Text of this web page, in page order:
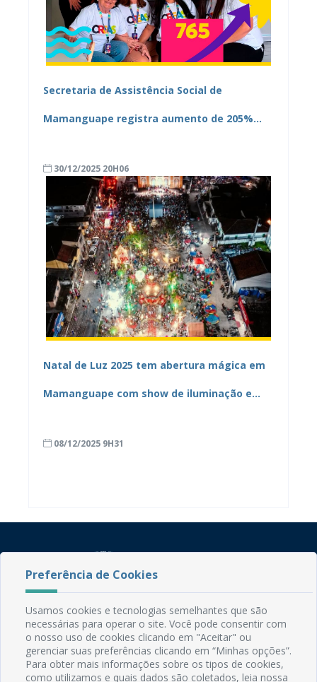
Secretaria de Assistência Social de
Mamanguape registra aumento de 205%
30/12/2025 20H06
Natal de Luz 2025 tem abertura mágica em
Mamanguape com show de iluminação e
08/12/2025 9H31
Rua do Imperador, 78, Centro
CEP: 58.280-000 - Mamanguape/PB
Fone: (83) 3292-2246
Email: comunicacao@mamanguape.pb.gov.br
Preferência de Cookies
Usamos cookies e tecnologias semelhantes que são
necessárias para operar o site. Você pode consentir com
o nosso uso de cookies clicando em "Aceitar" ou
gerenciar suas preferências clicando em “Minhas opções”.
Para obter mais informações sobre os tipos de cookies,
como utilizamos e quais dados são coletados, leia nossa